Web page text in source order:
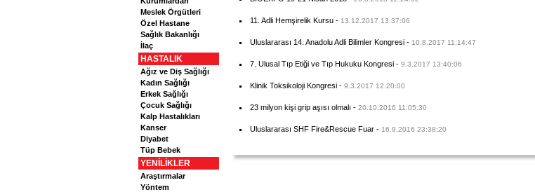
Meslek Örgütleri
Özel Hastane
Sağlık Bakanlığı
İlaç
HASTALIK
Ağız ve Diş Sağlığı
Kadın Sağlığı
Erkek Sağlığı
Çocuk Sağlığı
Kalp Hastalıkları
Kanser
Diyabet
Tüp Bebek
YENİLİKLER
Araştırmalar
Yöntem
11. Adli Hemşirelik Kursu - 13.12.2017 13:37:06
Uluslararası 14. Anadolu Adli Bilimler Kongresi - 10.8.2017 11:14:47
7. Ulusal Tıp Etiği ve Tıp Hukuku Kongresi - 9.3.2017 13:40:06
Klinik Toksikoloji Kongresi - 9.3.2017 12:20:00
23 milyon kişi grip aşısı olmalı - 20.10.2016 11:05:30
Uluslararası SHF Fire&Rescue Fuar - 16.9.2016 23:38:20